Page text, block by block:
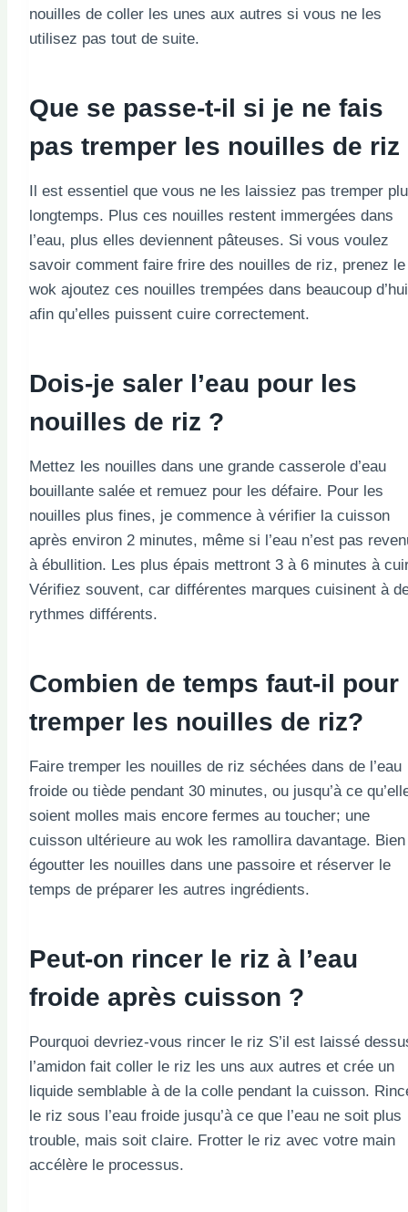
nouilles de coller les unes aux autres si vous ne les
utilisez pas tout de suite.
Que se passe-t-il si je ne fais
pas tremper les nouilles de riz
Il est essentiel que vous ne les laissiez pas tremper
longtemps. Plus ces nouilles restent immergées dans
l’eau, plus elles deviennent pâteuses. Si vous voulez
savoir comment faire frire des nouilles de riz, prenez le
wok ajoutez ces nouilles trempées dans beaucoup
afin qu’elles puissent cuire correctement.
Dois-je saler l’eau pour les
nouilles de riz ?
Mettez les nouilles dans une grande casserole d’eau
bouillante salée et remuez pour les défaire. Pour les
nouilles plus fines, je commence à vérifier la cuisson
après environ 2 minutes, même si l’eau n’est pas
à ébullition. Les plus épais mettront 3 à 6 minutes à
Vérifiez souvent, car différentes marques cuisinent à
rythmes différents.
Combien de temps faut-il pour
tremper les nouilles de riz?
Faire tremper les nouilles de riz séchées dans de l’eau
froide ou tiède pendant 30 minutes, ou jusqu’à ce
soient molles mais encore fermes au toucher; une
cuisson ultérieure au wok les ramollira davantage. Bien
égoutter les nouilles dans une passoire et réserver le
temps de préparer les autres ingrédients.
Peut-on rincer le riz à l’eau
froide après cuisson ?
Pourquoi devriez-vous rincer le riz S’il est laissé
l’amidon fait coller le riz les uns aux autres et crée un
liquide semblable à de la colle pendant la cuisson.
le riz sous l’eau froide jusqu’à ce que l’eau ne soit plus
trouble, mais soit claire. Frotter le riz avec votre main
accélère le processus.